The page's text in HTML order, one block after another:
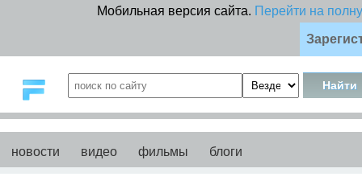
Мобильная версия сайта. Перейти на
новости видео фильмы блоги